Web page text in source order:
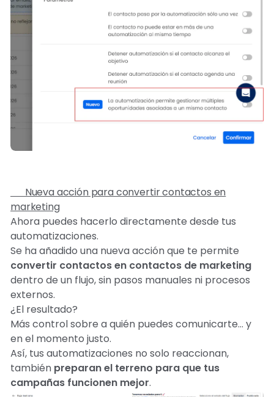
🔄 Nueva acción para convertir contactos en
marketing
Ahora puedes hacerlo directamente desde tus
automatizaciones.
Se ha añadido una nueva acción que te permite
convertir contactos en contactos de marketing
dentro de un flujo, sin pasos manuales ni procesos
externos.
¿El resultado?
Más control sobre a quién puedes comunicarte… y
en el momento justo.
Así, tus automatizaciones no solo reaccionan,
también preparan el terreno para que tus
campañas funcionen mejor. ✨